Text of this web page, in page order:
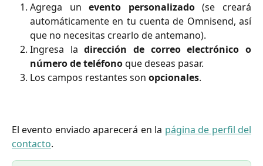
Agrega unevento personalizado(se creará
automáticamente en tu cuenta de Omnisend, así
que no necesitas crearlo de antemano).
Ingresa ladirección de correo electrónico o
número de teléfonoque deseas pasar.
Los campos restantes son opcionales.
El evento enviado aparecerá en la página de perfil del
contacto.